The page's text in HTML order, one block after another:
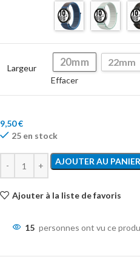
Largeur 20mm 22mm
Effacer
9,50€
25 en stock
AJOUTER AU PANIER
Ajouter à la liste de favoris
15 personnes ont vu ce